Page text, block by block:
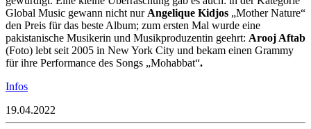
Global Music gewann nicht nur Angelique Kidjos „Mother Nature“
den Preis für das beste Album; zum ersten Mal wurde eine
pakistanische Musikerin und Musikproduzentin geehrt: Arooj Aftab
(Foto) lebt seit 2005 in New York City und bekam einen Grammy
für ihre Performance des Songs „Mohabbat“.
Infos
19.04.2022